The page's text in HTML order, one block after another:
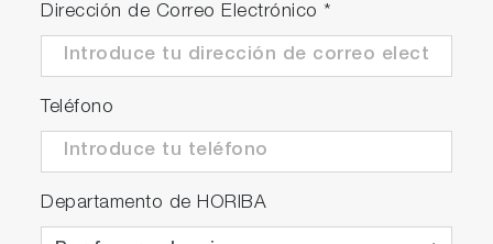
Dirección de Correo Electrónico *
Teléfono
Departamento de HORIBA